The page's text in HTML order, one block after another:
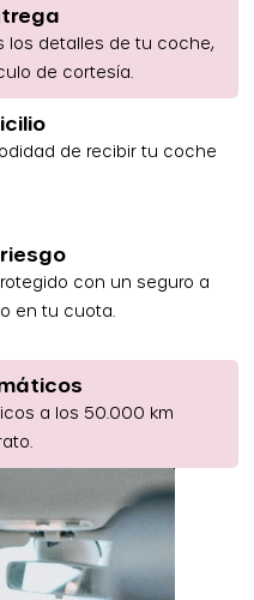
los detalles de tu coche,
de cortesía.
de recibir tu coche
con un seguro a
en tu cuota.
a los 50.000 km